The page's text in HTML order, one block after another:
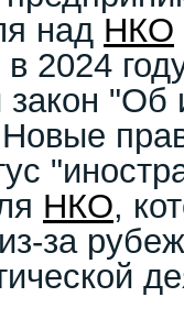
над НКО
2024
закон "Об
НКО,
за